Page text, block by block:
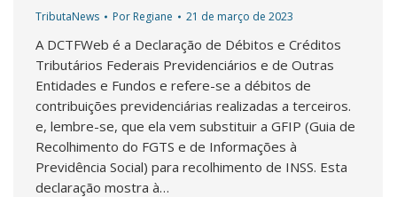
TributaNews Por Regiane 21 de março de 2023
A DCTFWeb é a Declaração de Débitos e Créditos
Tributários Federais Previdenciários e de Outras
Entidades e Fundos e refere-se a débitos de
contribuições previdenciárias realizadas a terceiros.
e, lembre-se, que ela vem substituir a GFIP (Guia de
Recolhimento do FGTS e de Informações à
Previdência Social) para recolhimento de INSS. Esta
declaração mostra à…